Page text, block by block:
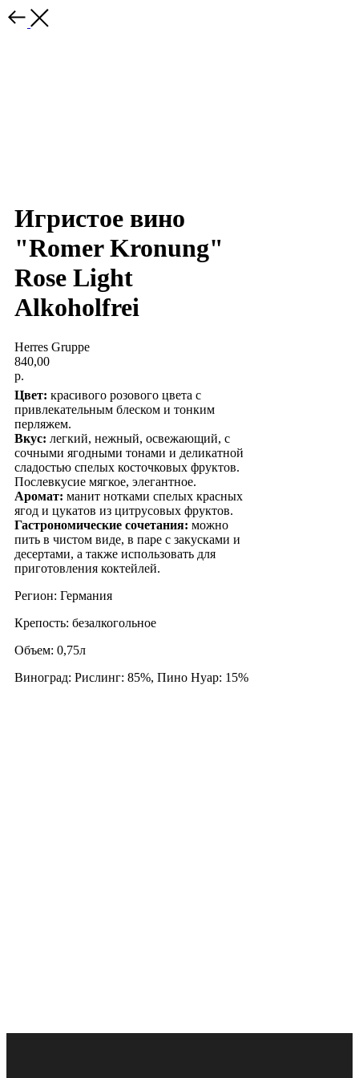
Игристое вино
"Romer Kronung"
Rose Light
Alkoholfrei
Herres Gruppe
840,00
р.
Цвет: красивого розового цвета с
привлекательным блеском и тонким
перляжем.
Вкус: легкий, нежный, освежающий, с
сочными ягодными тонами и деликатной
сладостью спелых косточковых фруктов.
Послевкусие мягкое, элегантное.
Аромат: манит нотками спелых красных
ягод и цукатов из цитрусовых фруктов.
Гастрономические сочетания: можно
пить в чистом виде, в паре с закусками и
десертами, а также использовать для
приготовления коктейлей.
Регион: Германия
Крепость: безалкогольное
Объем: 0,75л
Виноград: Рислинг: 85%, Пино Нуар: 15%